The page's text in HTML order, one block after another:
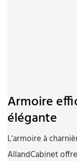
Armoire
élégante
L'armoire à
AllandCabinet